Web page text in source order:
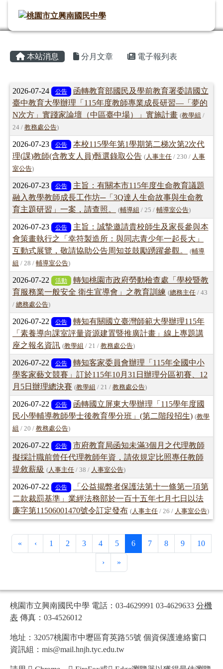
桃園市立興南國民中學
導覽列
主內容區域
本站消息 分月文章 電子報列表
文章列表
2026-07-24 公告
函轉教育部國民及學前教育署委請國立
臺中教育大學辦理「115年度教師專業成長研習—「夢的
N次方」實踐家論壇（中區臺中場）」實施計畫 (教學組 /
24 / 教務處公告)
2026-07-23 公告
本校115學年第1學期第二梯次第2次代
理(課)教師(含教支人員)甄選錄取公告 (人事主任 / 230 / 人事
室公告)
2026-07-23 公告
主旨：有關本市115年度生命教育議題
融入教學教師成長工作坊─「3Q達人生命故事與生命教
育主題研習」一案，請查照。
(輔導組 / 25 / 輔導室公告)
2026-07-23 公告
主旨：誠摯邀請貴校師生及家長參與本
會策畫執行之「幸符製造所：與同志青少年一起長大」
互動式展覽，敬請協助公告周知並鼓勵踴躍參觀。
(輔導
組 / 28 / 輔導室公告)
2026-07-22 活動
轉知桃園市政府勞動檢查處「學校暨教
育服務業一般安全 衛生宣導會」之教育訓練 (總務主任 / 43
/ 總務處公告)
2026-07-22 公告
轉知有關國立臺灣師範大學辦理115年
「素養導向課室評量資源建置暨推廣計畫」線上專題講
座之報名資訊 (教學組 / 21 / 教務處公告)
2026-07-22 公告
轉知客家委員會辦理「115年全國中小
學客家藝文競賽」訂於115年10月31日辦理分區初賽、12
月5日辦理總決賽 (教學組 / 21 / 教務處公告)
2026-07-22 公告
函轉國立屏東大學辦理「115學年度國
民小學輔導教師學士後教育學分班」(第二階段招生) (教學
組 / 20 / 教務處公告)
2026-07-22 公告
市府教育局函知未滿3個月之代理教師
擬採計職前曾任代理教師年資，請依規定比照專任教師
提敘薪級 (人事主任 / 38 / 人事室公告)
2026-07-22 公告
「公益揭弊者保護法第十一條第一項第
二款裁罰基準」業經法務部於一百十五年七月七日以法
廉字第11506001470號令訂定發布 (人事主任 / 26 / 人事室公告)
« 第一頁
‹ 上一頁
1 2 3 4 5 6(目前頁次)
7 8 9 10
›下一頁
»最後頁
桃園市立興南國民中學 電話：03-4629991 03-4629633 分機
表 傳真：03-4526012
地址：32057桃園市中壢區育英路55號 個資保護連絡窗口
資訊組：mis@mail.hnjh.tyc.edu.tw